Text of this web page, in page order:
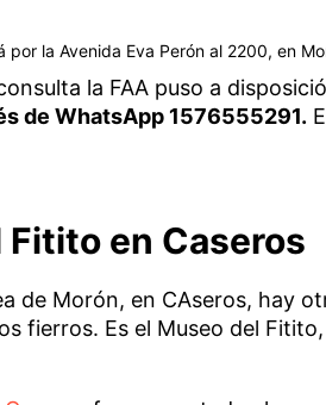
por la Avenida Eva Perón al 2200, en
la FAA puso a
de WhatsApp 1576555291.
Fitito en Caseros
de Morón, en CAseros, hay
fierros. Es el Museo del